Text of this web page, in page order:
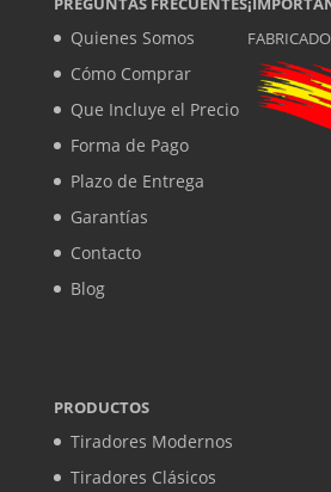
Quienes Somos
Cómo Comprar
Que Incluye el Precio
Forma de Pago
Plazo de Entrega
Garantías
Contacto
Blog
PRODUCTOS
Tiradores Modernos
Tiradores Clásicos